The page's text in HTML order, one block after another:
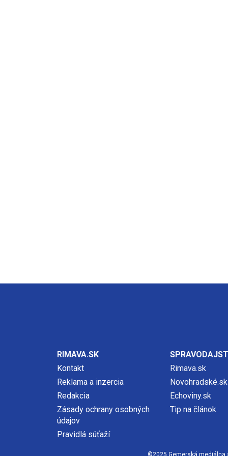
RIMAVA.SK
Kontakt
Reklama a inzercia
Redakcia
Zásady ochrany osobných
údajov
Pravidlá súťaží
Rimava.sk
Novohradské.sk
Echoviny.sk
Tip na článok